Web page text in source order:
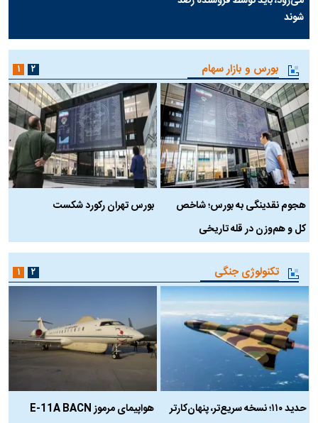
شوند
بورس و بازار سهام
هجوم نقدینگی به بورس؛ شاخص
کل و هم‌وزن در قله تاریخی
بورس تهران رکورد شکست
۱ ۲
تکنولوژی جنگی
حدید ۱۱۰؛ نسخه سریع‌تر، پنهان‌کارتر
هواپیمای مرموز E-11A BACN
۱ ۲